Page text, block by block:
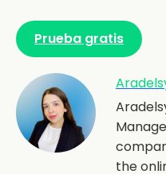
Prueba gratis
the